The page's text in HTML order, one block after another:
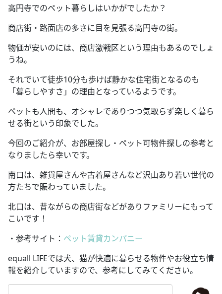
高円寺でのペット暮らしはいかがでしたか？
商店街・路面店の多さに目を見張る高円寺の街。
物価が安いのには、商店激戦区という理由もあるのでしょ
うね。
それでいて徒歩10分も歩けば静かな住宅街となるのも
「暮らしやすさ」の理由となっているようです。
ペットも人間も、オシャレでありつつ気取らず楽しく暮ら
せる街という印象でした。
今回のご紹介が、お部屋探し・ペット可物件探しの参考と
なりましたら幸いです。
南口は、雑貨屋さんや古着屋さんなど沢山あり若い世代の
方たちで賑わっていました。
北口は、昔ながらの商店街などがありファミリーにもって
こいです！
・参考サイト： ペット賃貸カンパニー
equall LIFEでは犬、猫が快適に暮らせる物件やお役立ち情
報を紹介していますので、参考にしてみてください。